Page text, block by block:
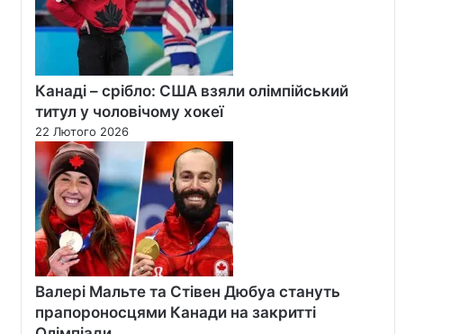
Канаді – срібло: США взяли олімпійський
титул у чоловічому хокеї
22 Лютого 2026
Валері Мальте та Стівен Дюбуа стануть
прапороносцями Канади на закритті